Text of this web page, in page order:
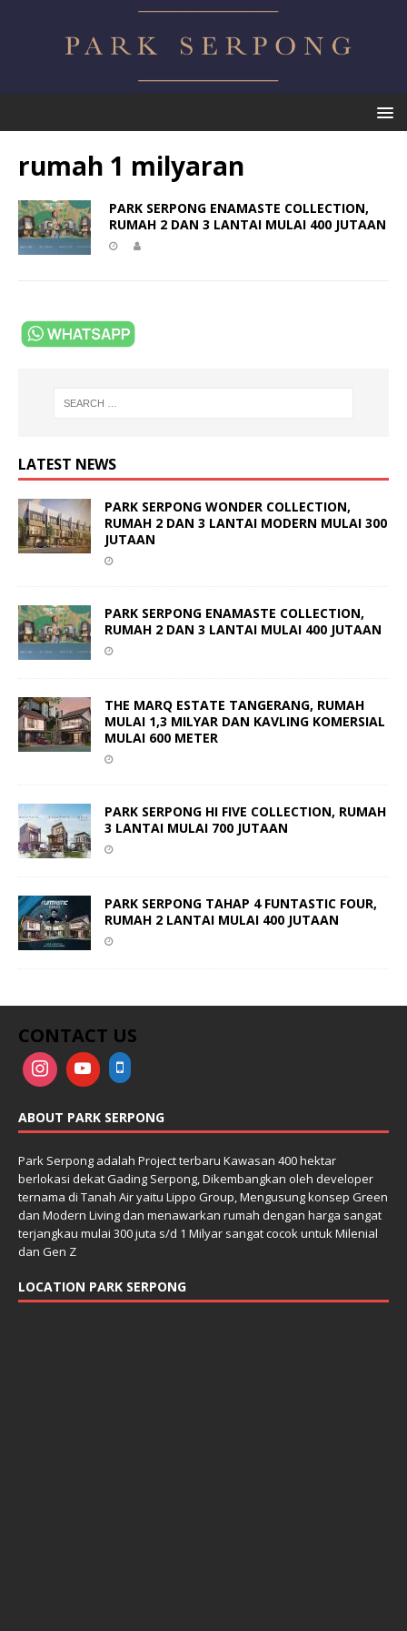
rumah 1 milyaran
PARK SERPONG ENAMASTE COLLECTION,
RUMAH 2 DAN 3 LANTAI MULAI 400 JUTAAN
LATEST NEWS
PARK SERPONG WONDER COLLECTION,
RUMAH 2 DAN 3 LANTAI MODERN MULAI 300
JUTAAN
PARK SERPONG ENAMASTE COLLECTION,
RUMAH 2 DAN 3 LANTAI MULAI 400 JUTAAN
THE MARQ ESTATE TANGERANG, RUMAH
MULAI 1,3 MILYAR DAN KAVLING KOMERSIAL
MULAI 600 METER
PARK SERPONG HI FIVE COLLECTION, RUMAH
3 LANTAI MULAI 700 JUTAAN
PARK SERPONG TAHAP 4 FUNTASTIC FOUR,
RUMAH 2 LANTAI MULAI 400 JUTAAN
CONTACT US
ABOUT PARK SERPONG
Park Serpong adalah Project terbaru Kawasan 400 hektar
berlokasi dekat Gading Serpong, Dikembangkan oleh developer
ternama di Tanah Air yaitu Lippo Group, Mengusung konsep Green
dan Modern Living dan menawarkan rumah dengan harga sangat
terjangkau mulai 300 juta s/d 1 Milyar sangat cocok untuk Milenial
dan Gen Z
LOCATION PARK SERPONG